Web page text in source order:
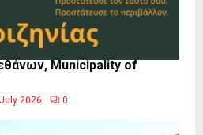
Municipality of
2026 0